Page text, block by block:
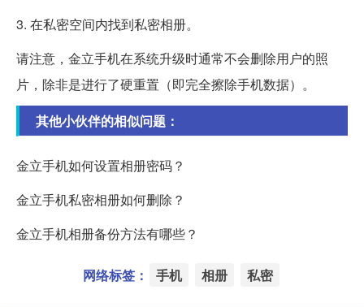
3. 在私密空间内找到私密相册。
请注意，金立手机在系统升级时通常不会删除用户的照
片，除非是进行了硬重置（即完全擦除手机数据）。
其他小伙伴的相似问题：
金立手机如何设置相册密码？
金立手机私密相册如何删除？
金立手机相册备份方法有哪些？
网络标签： 手机 相册 私密